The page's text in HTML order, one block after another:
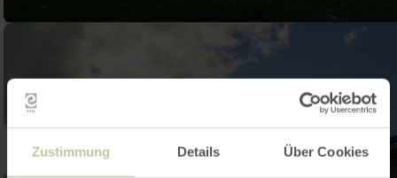
Zustimmung Details Über Cookies